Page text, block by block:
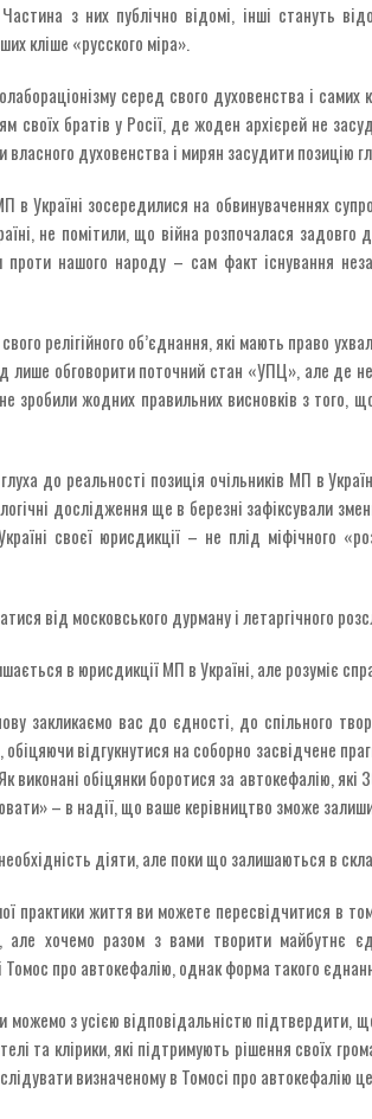
з них публічно відомі, інші стануть
кліше «русского міра».
серед свого духовенства і
своїх братів у Росії, де жоден архієрей не
духовенства і мирян засудити
в Україні зосередилися на обвинуваченнях
не помітили, що війна розпочалася
нашого народу – сам факт існування
релігійного об’єднання, які мають право
лише обговорити поточний стан «УПЦ», але де
зробили жодних правильних висновків з
до реальності позиція очільників МП в
дослідження ще в березні зафіксували
своєї юрисдикції – не плід міфічного
від московського дурману і летаргічного
в юрисдикції МП в Україні, але розуміє
закликаємо вас до єдності, до спільного
відгукнутися на соборно засвідчене
обіцянки боротися за автокефалію,
– в надії, що ваше керівництво зможе
діяти, але поки що залишаються в
практики життя ви можете пересвідчитися в
хочемо разом з вами творити майбутнє
про автокефалію, однак форма такого
з усією відповідальністю підтвердити,
та клірики, які підтримують рішення своїх
визначеному в Томосі про автокефалію